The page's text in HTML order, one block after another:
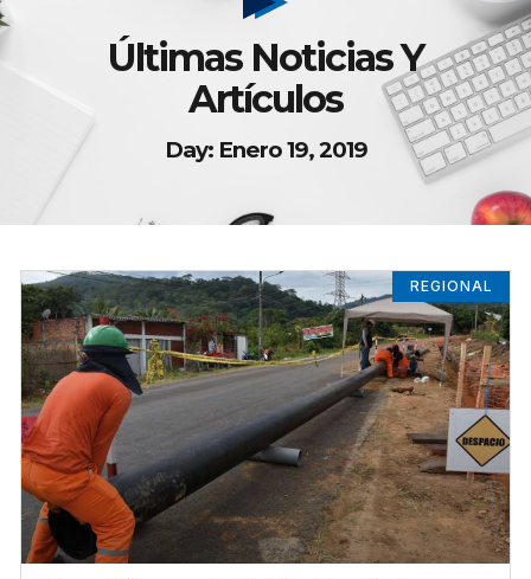
Últimas Noticias Y
Artículos
Day: Enero 19, 2019
REGIONAL